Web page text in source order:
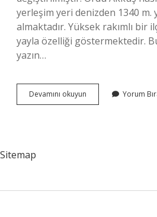
yerleşim yeri denizden 1340
almaktadır. Yüksek rakımlı bir
yayla özelliği göstermektedir.
yazın…
Devamını okuyun
Eskiden
Yorum
Sitemap